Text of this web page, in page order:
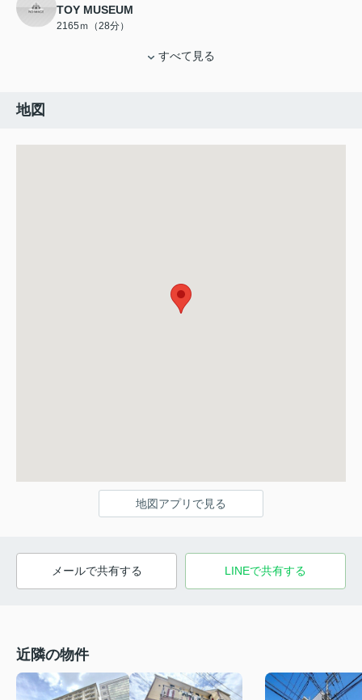
TOY MUSEUM
2165ｍ（28分）
すべて見る
地図
地図アプリで見る
メールで共有する LINEで共有する
近隣の物件